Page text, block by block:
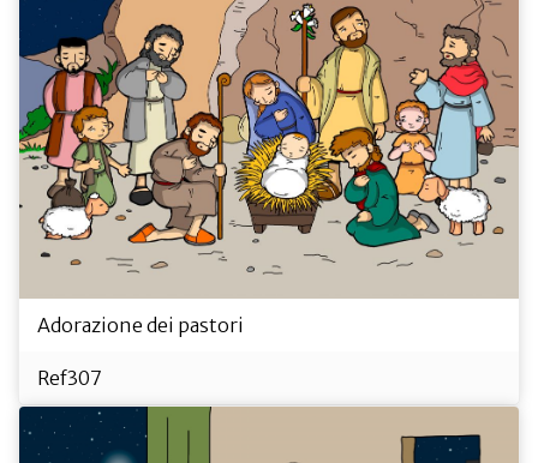
Adorazione dei pastori
Ref307